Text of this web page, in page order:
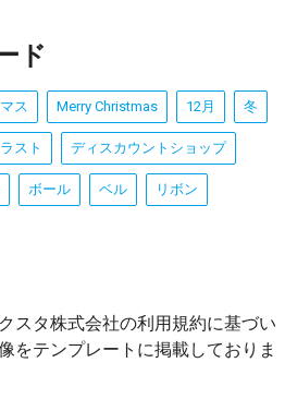
ド
ス Merry Christmas 12月 冬
スト ディスカウントショップ
ボール ベル リボン
スタ株式会社の利用規約に基づい
をテンプレートに掲載しておりま